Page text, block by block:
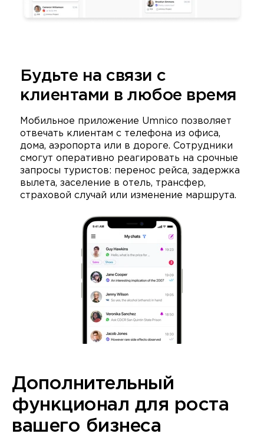
Будьте на связи с
клиентами в любое время
Мобильное приложение Umnico позволяет
отвечать клиентам с телефона из офиса,
дома, аэропорта или в дороге. Сотрудники
смогут оперативно реагировать на срочные
запросы туристов: перенос рейса, задержка
вылета, заселение в отель, трансфер,
страховой случай или изменение маршрута.
Дополнительный
функционал для роста
вашего бизнеса